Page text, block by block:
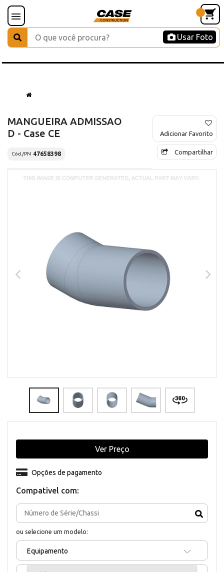
Usar Foto
MANGUEIRA ADMISSAO
D - Case CE
Cód./PN 47658398
Adicionar Favorito
Compartilhar
Compativel com:
ou selecione um modelo:
Equipamento
Opções de pagamento
Ver Preço